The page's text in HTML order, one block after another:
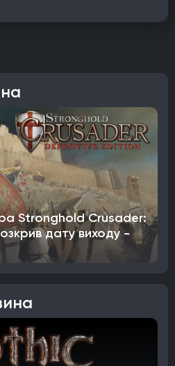
Stronghold Crusader:
дату виходу -